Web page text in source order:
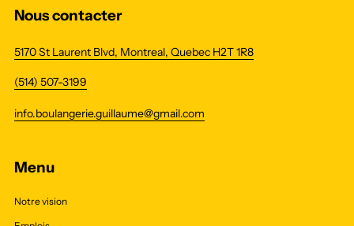
Nous contacter
5170 St Laurent Blvd, Montreal, Quebec H2T 1R8
(514) 507-3199
info.boulangerie.guillaume@gmail.com
Menu
Notre vision